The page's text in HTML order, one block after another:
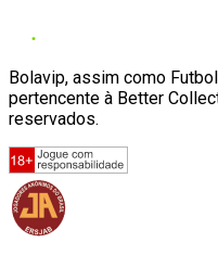
Bolavip, assim como
pertencente à Better
reservados.